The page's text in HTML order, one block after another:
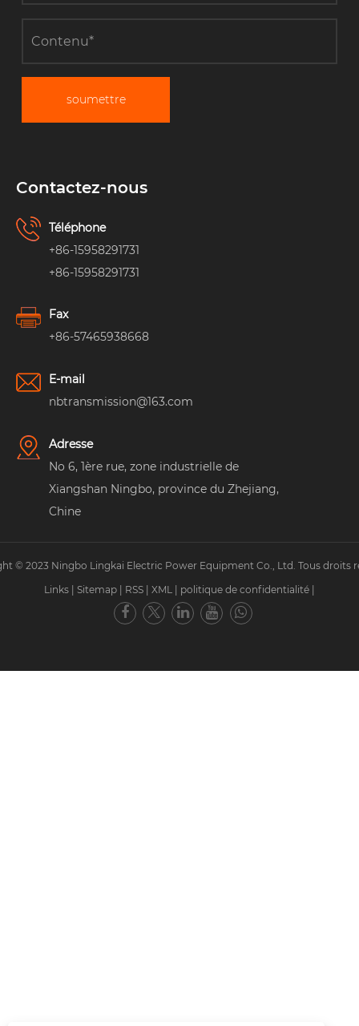
soumettre
Contactez-nous
Téléphone
+86-15958291731
+86-15958291731
Fax
+86-57465938668
E-mail
nbtransmission@163.com
Adresse
No 6, 1ère rue, zone industrielle de
Xiangshan Ningbo, province du Zhejiang,
Chine
© 2023 Ningbo Lingkai Electric Power Equipment Co., Ltd. Tous droits
Links
Sitemap RSS XML politique de confidentialité